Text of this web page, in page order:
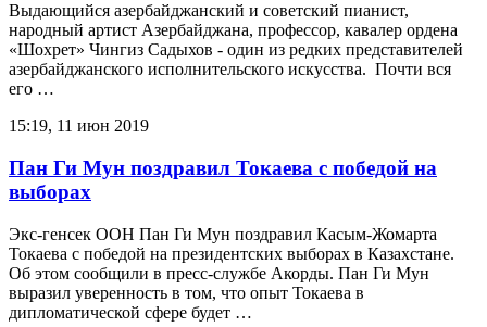
Выдающийся азербайджанский и советский пианист,
народный артист Азербайджана, профессор, кавалер ордена
«Шохрет» Чингиз Садыхов - один из редких представителей
азербайджанского исполнительского искусства. Почти вся
его …
15:19, 11 июн 2019
Пан Ги Мун поздравил Токаева с победой на
выборах
Экс-генсек ООН Пан Ги Мун поздравил Касым-Жомарта
Токаева с победой на президентских выборах в Казахстане.
Об этом сообщили в пресс-службе Акорды. Пан Ги Мун
выразил уверенность в том, что опыт Токаева в
дипломатической сфере будет …